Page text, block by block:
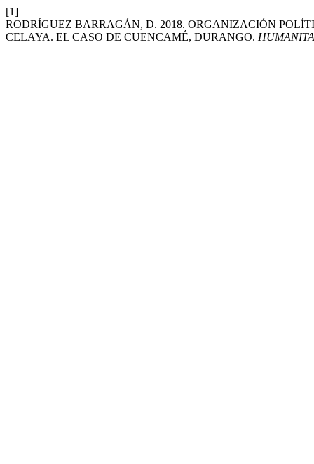
[1]
RODRÍGUEZ BARRAGÁN, D. 2018. ORGANIZACIÓN
CELAYA. EL CASO DE CUENCAMÉ, DURANGO.